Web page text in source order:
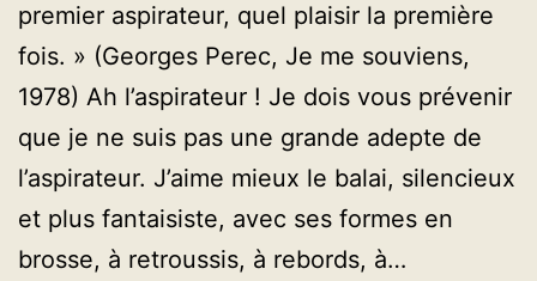
premier aspirateur, quel plaisir la première
fois. » (Georges Perec, Je me souviens,
1978) Ah l’aspirateur ! Je dois vous prévenir
que je ne suis pas une grande adepte de
l’aspirateur. J’aime mieux le balai, silencieux
et plus fantaisiste, avec ses formes en
brosse, à retroussis, à rebords, à…